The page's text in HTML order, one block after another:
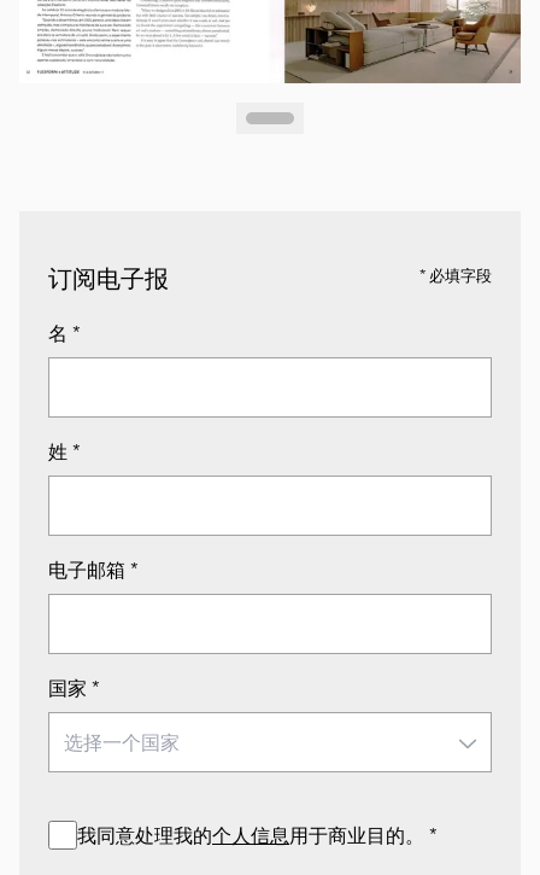
订阅电子报 * 必填字段
名 *
姓 *
电子邮箱 *
国家 *
我同意处理我的个人信息 用于商业目的。 *